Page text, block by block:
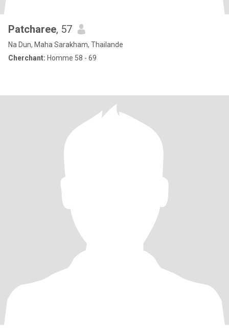
Patcharee, 57
Na Dun, Maha Sarakham, Thailande
Cherchant: Homme 58 - 69